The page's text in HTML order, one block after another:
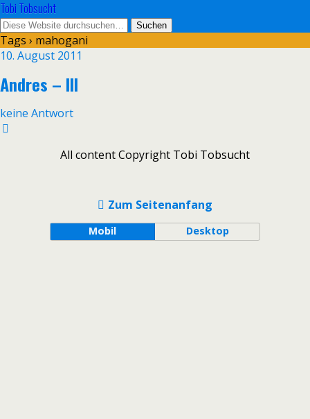
Tobi Tobsucht
Tags › mahogani
10. August 2011
Andres – III
keine Antwort
All content Copyright Tobi Tobsucht
Zum Seitenanfang
Mobil Desktop